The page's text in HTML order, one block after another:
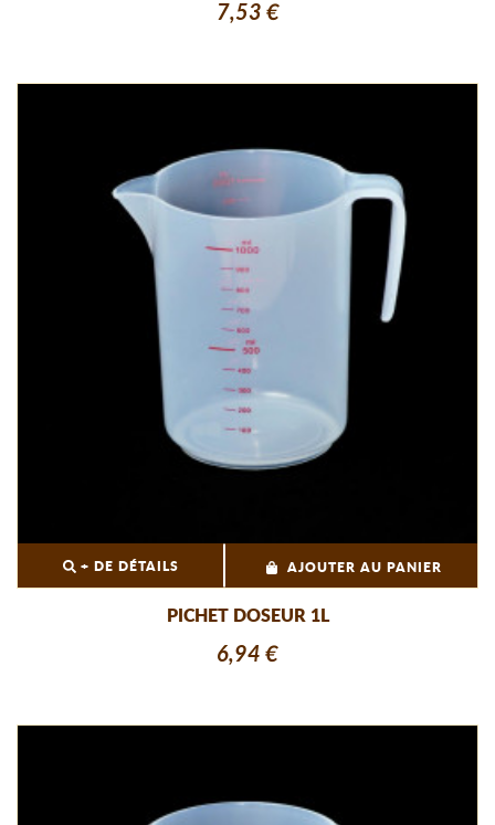
7,53 €
+ DE DÉTAILS AJOUTER AU PANIER
PICHET DOSEUR 1L
6,94 €